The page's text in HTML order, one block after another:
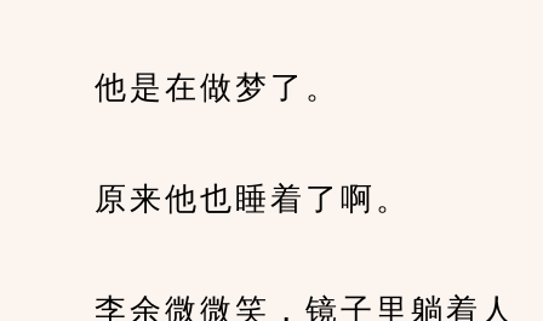
他是在做梦了。
原来他也睡着了啊。
李余微微笑，镜子里躺着人